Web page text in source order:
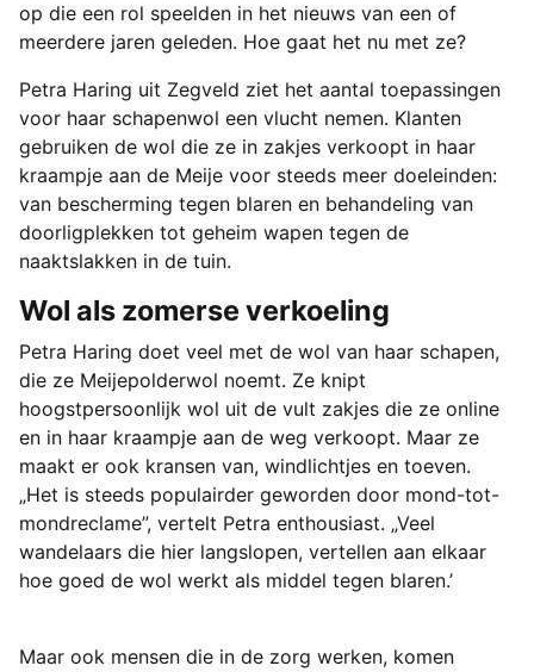
op die een rol speelden in het nieuws van een of
meerdere jaren geleden. Hoe gaat het nu met ze?
Petra Haring uit Zegveld ziet het aantal toepassingen
voor haar schapenwol een vlucht nemen. Klanten
gebruiken de wol die ze in zakjes verkoopt in haar
kraampje aan de Meije voor steeds meer doeleinden:
van bescherming tegen blaren en behandeling van
doorligplekken tot geheim wapen tegen de
naaktslakken in de tuin.
Wol als zomerse verkoeling
Petra Haring doet veel met de wol van haar schapen,
die ze Meijepolderwol noemt. Ze knipt
hoogstpersoonlijk wol uit de vult zakjes die ze online
en in haar kraampje aan de weg verkoopt. Maar ze
maakt er ook kransen van, windlichtjes en toeven.
„Het is steeds populairder geworden door mond-tot-
mondreclame”, vertelt Petra enthousiast. „Veel
wandelaars die hier langslopen, vertellen aan elkaar
hoe goed de wol werkt als middel tegen blaren.’
Maar ook mensen die in de zorg werken, komen